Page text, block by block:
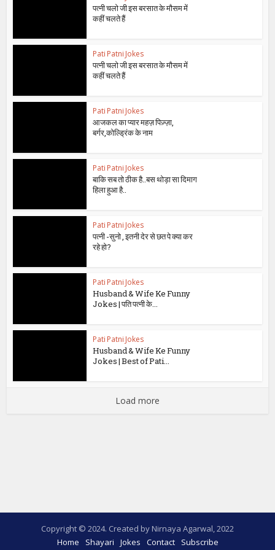
पत्नी चलो जी इस बरसात के मौसम में
कहीं चलते हैं
Pati Patni Jokes
पत्नी चलो जी इस बरसात के मौसम में
कहीं चलते हैं
Pati Patni Jokes
आजकल का प्यार महज़ पिज़्ज़ा,
बर्गर,कोल्ड्रिंक के नाम
Pati Patni Jokes
बाकि सब तो ठीक है..बस थोड़ा सा दिमाग
हिला हुआ है..
Pati Patni Jokes
पत्नी -सुनो , इतनी देर से छत पे क्या कर
रहे हो?
Pati Patni Jokes
Husband & Wife Ke Funny
Jokes | पति पत्नी के...
Pati Patni Jokes
Husband & Wife Ke Funny
Jokes | Best of Pati...
Load more
Copyright © 2024. Created by Nirnaya Agarwal, 2022
Home
Shayari Jokes Contact Subscribe